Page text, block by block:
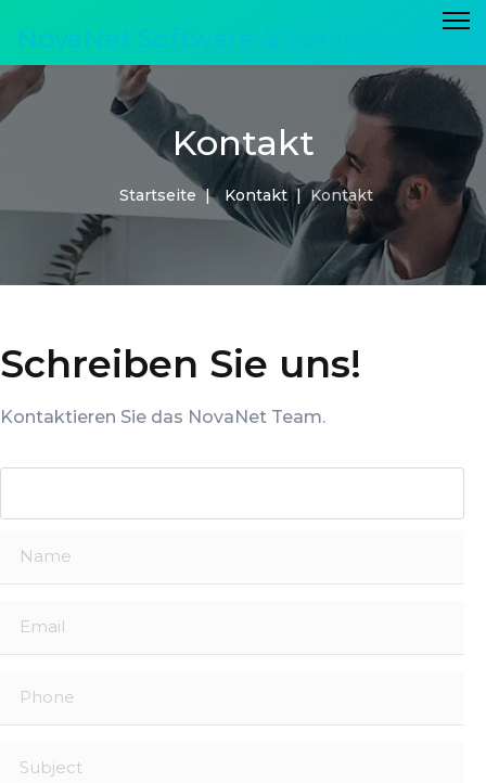
NovaNet Software & Service
Kontakt
Startseite Kontakt Kontakt
Schreiben Sie uns!
Kontaktieren Sie das NovaNet Team.